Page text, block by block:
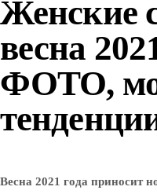
Женские
весна
ФОТО,
Весна 2021 года приносит